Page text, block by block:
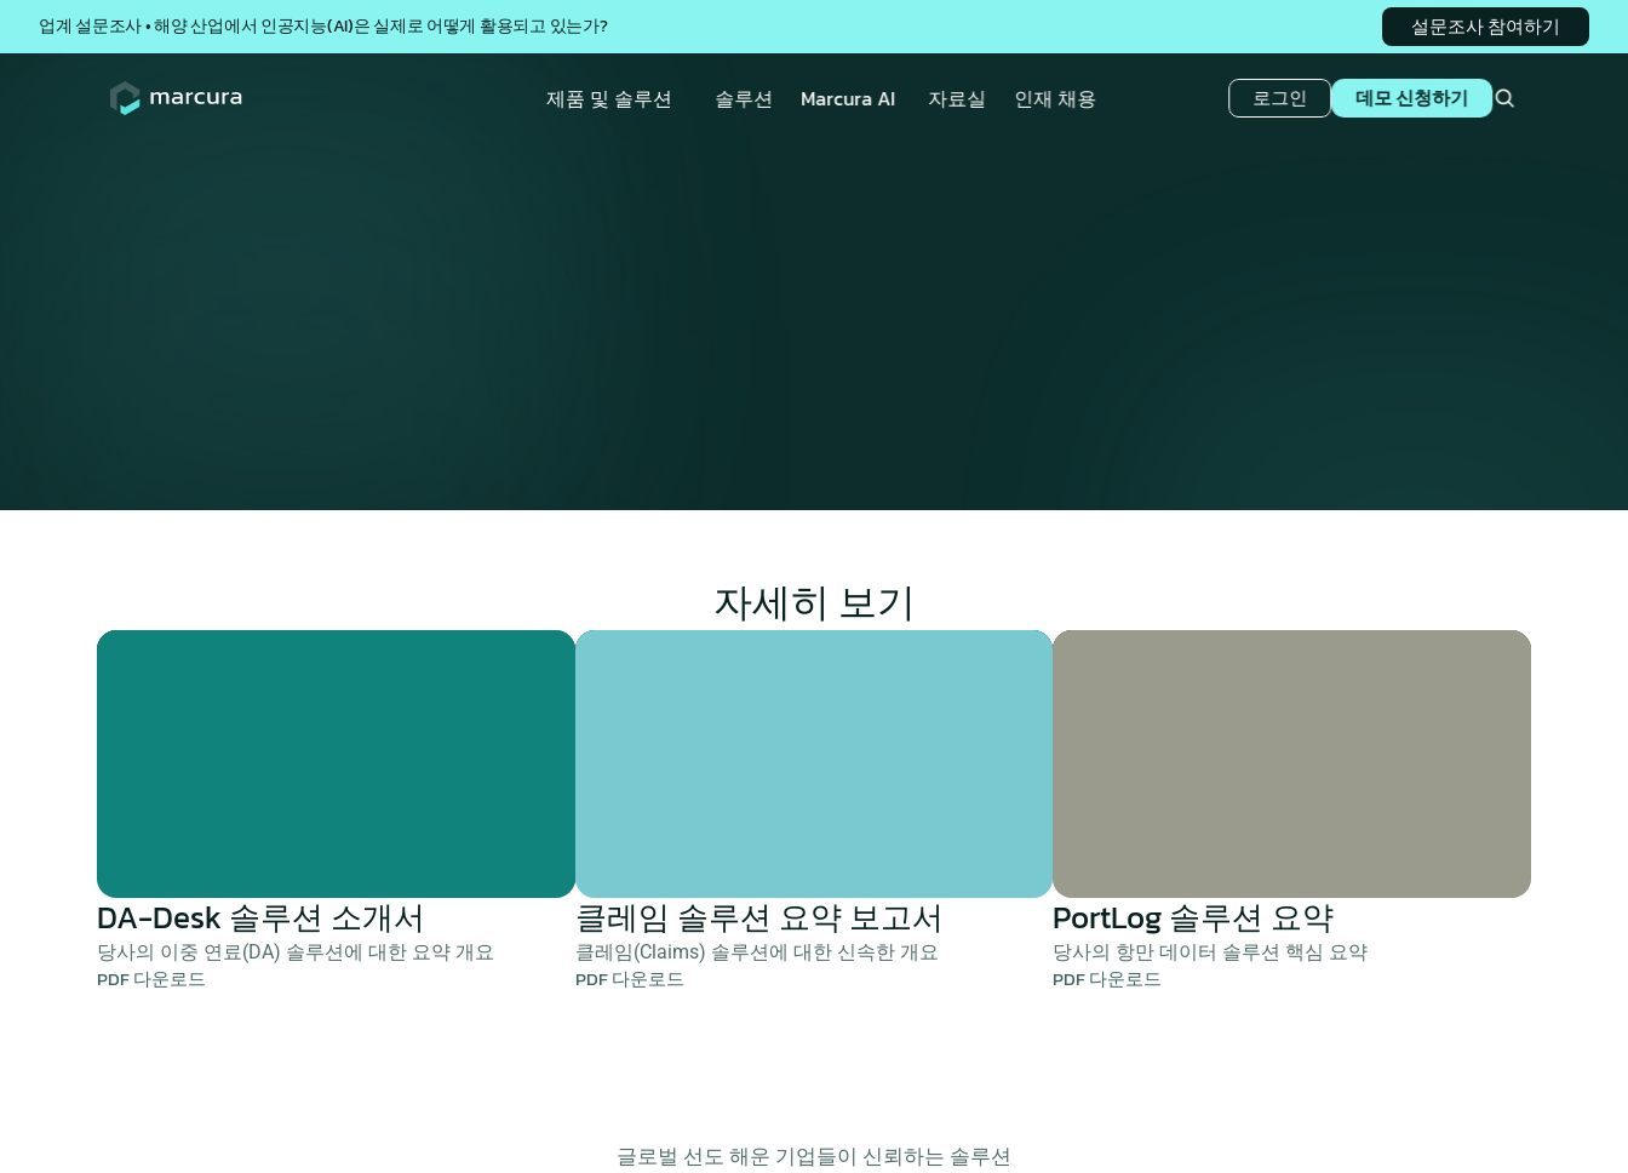
업계 설문조사 • 해양 산업에서 인공지능(AI)은 실제로 어떻게 활용되고 있는가? 설문조사 참여하기
자세히 보기
DA-Desk 솔루션 소개서
당사의 이중 연료(DA) 솔루션에 대한 요약 개요
PDF 다운로드
클레임 솔루션 요약 보고서
클레임(Claims) 솔루션에 대한 신속한 개요
PDF 다운로드
PortLog 솔루션 요약
당사의 항만 데이터 솔루션 핵심 요약
PDF 다운로드
글로벌 선도 해운 기업들이 신뢰하는 솔루션
제품 및 솔루션 솔루션 Marcura AI 자료실 인재 채용 로그인 데모 신청하기